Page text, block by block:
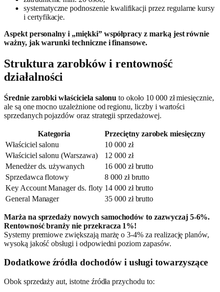
systematyczne podnoszenie kwalifikacji przez regularne kursy
i certyfikacje.
Aspekt personalny i „miękki” współpracy z marką jest równie
ważny, jak warunki techniczne i finansowe.
Struktura zarobków i rentowność
działalności
Średnie zarobki właściciela salonu to około 10 000 zł miesięcznie,
ale są one mocno uzależnione od regionu, liczby i wartości
sprzedanych pojazdów oraz strategii sprzedażowej.
Kategoria
Przeciętny zarobek miesięczny
Właściciel salonu
10 000 zł
Właściciel salonu (Warszawa)
12 000 zł
Menedżer ds. używanych
16 000 zł brutto
Sprzedawca flotowy
8 000 zł brutto
Key Account Manager ds. floty 14 000 zł brutto
General Manager
35 000 zł brutto
Marża na sprzedaży nowych samochodów to zazwyczaj 5-6%.
Rentowność branży nie przekracza 1%!
Systemy premiowe zwiększają marżę o 3-4% za realizację planów,
wysoką jakość obsługi i odpowiedni poziom zapasów.
Dodatkowe źródła dochodów i usługi towarzyszące
Obok sprzedaży aut, istotne źródła przychodu to: